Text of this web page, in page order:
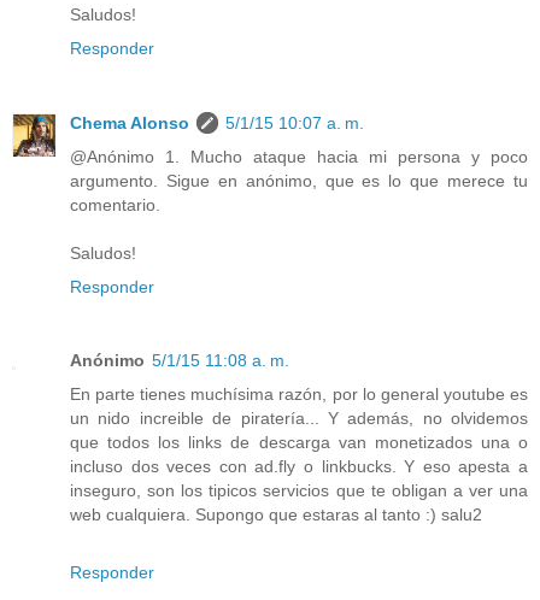
Saludos!
Responder
Chema Alonso
5/1/15 10:07 a. m.
@Anónimo 1. Mucho ataque hacia mi persona y poco
argumento. Sigue en anónimo, que es lo que merece tu
comentario.
Saludos!
Responder
Anónimo 5/1/15 11:08 a. m.
En parte tienes muchísima razón, por lo general youtube es
un nido increible de piratería... Y además, no olvidemos
que todos los links de descarga van monetizados una o
incluso dos veces con ad.fly o linkbucks. Y eso apesta a
inseguro, son los tipicos servicios que te obligan a ver una
web cualquiera. Supongo que estaras al tanto :) salu2
Responder